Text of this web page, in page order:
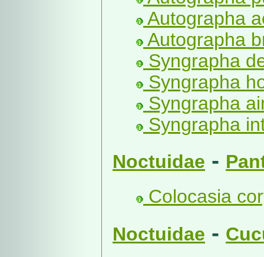
Autographa
Autographa
Syngrapha
Syngrapha
Syngrapha
Syngrapha
Noctuidae -
Colocasia
Noctuidae -